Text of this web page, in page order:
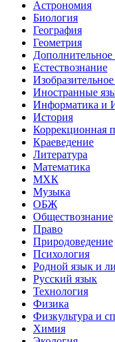
Астрономия
Биология
География
Геометрия
Дополнительное
Естествознание
Иностранные
Информатика и
История
Коррекционная
Краеведение
Литература
Математика
МХК
Музыка
ОБЖ
Обществознание
Право
Природоведение
Психология
Родной язык и
Русский язык
Технология
Физика
Физкультура и
Химия